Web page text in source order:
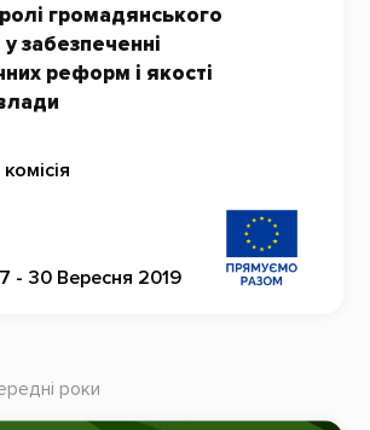
громадянського
у забезпеченні
реформ і якості
- 30 Вересня 2019
роки